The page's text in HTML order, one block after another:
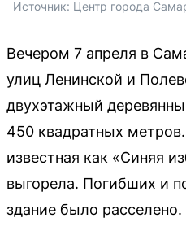
Источник: Центр города
Вечером 7 апреля в
улиц Ленинской и
двухэтажный
450 квадратных
известная как «Синяя
выгорела. Погибших и
здание было расселено.